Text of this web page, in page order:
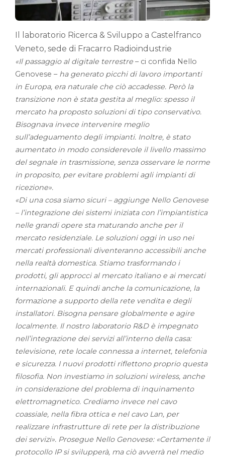
Il laboratorio Ricerca & Sviluppo a Castelfranco
Veneto, sede di Fracarro Radioindustrie
«Il passaggio al digitale terrestre – ci confida Nello
Genovese – ha generato picchi di lavoro importanti
in Europa, era naturale che ciò accadesse. Però la
transizione non è stata gestita al meglio: spesso il
mercato ha proposto soluzioni di tipo conservativo.
Bisognava invece intervenire meglio
sull’adeguamento degli impianti. Inoltre, è stato
aumentato in modo considerevole il livello massimo
del segnale in trasmissione, senza osservare le norme
in proposito, per evitare problemi agli impianti di
ricezione».
«Di una cosa siamo sicuri – aggiunge Nello Genovese
– l’integrazione dei sistemi iniziata con l’impiantistica
nelle grandi opere sta maturando anche per il
mercato residenziale. Le soluzioni oggi in uso nei
mercati professionali diventeranno accessibili anche
nella realtà domestica. Stiamo trasformando i
prodotti, gli approcci al mercato italiano e ai mercati
internazionali. E quindi anche la comunicazione, la
formazione a supporto della rete vendita e degli
installatori. Bisogna pensare globalmente e agire
localmente. Il nostro laboratorio R&D è impegnato
nell’integrazione dei servizi all’interno della casa:
televisione, rete locale connessa a internet, telefonia
e sicurezza. I nuovi prodotti riflettono proprio questa
filosofia. Non investiamo in soluzioni wireless, anche
in considerazione del problema di inquinamento
elettromagnetico. Crediamo invece nel cavo
coassiale, nella fibra ottica e nel cavo Lan, per
realizzare infrastrutture di rete per la distribuzione
dei servizi». Prosegue Nello Genovese: «Certamente il
protocollo IP si svilupperà, ma ciò avverrà nel medio